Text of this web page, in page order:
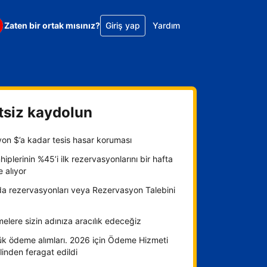
Zaten bir ortak mısınız? Giriş yap Yardım
kaydolun
$’a kadar tesis hasar koruması
%45’i ilk rezervasyonlarını bir hafta
alıyor
rezervasyonları veya Rezervasyon Talebini
sizin adınıza aracılık edeceğiz
ödeme alımları. 2026 için Ödeme Hizmeti
feragat edildi